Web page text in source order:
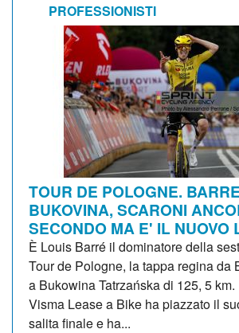
PROFESSIONISTI
TOUR DE POLOGNE.
BUKOVINA, SCARONI
SECONDO MA E' IL NUOVO
È Louis Barré il dominatore della
Tour de Pologne, la tappa regina da
a Bukowina Tatrzańska di 125, 5
Visma Lease a Bike ha piazzato il
salita finale e ha...